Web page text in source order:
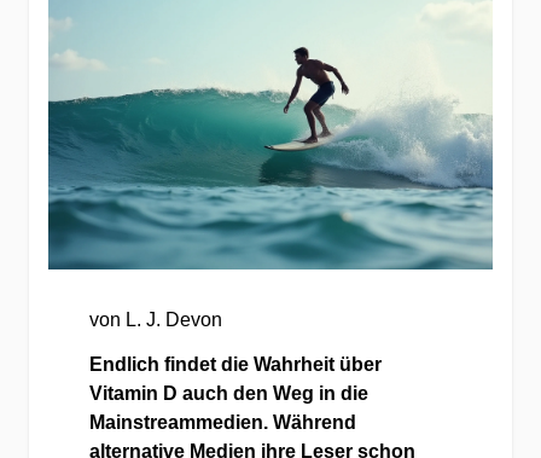
von L. J. Devon
Endlich findet die Wahrheit über
Vitamin D auch den Weg in die
Mainstreammedien. Während
alternative Medien ihre Leser schon